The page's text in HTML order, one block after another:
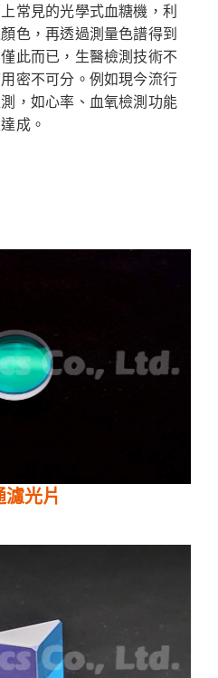
常見的光學式血糖機，利
色，再透過測量色譜得到
此而已，生醫檢測技術不
密不可分。例如現今流行
，如心率、血氧檢測功能
成。
濾光片